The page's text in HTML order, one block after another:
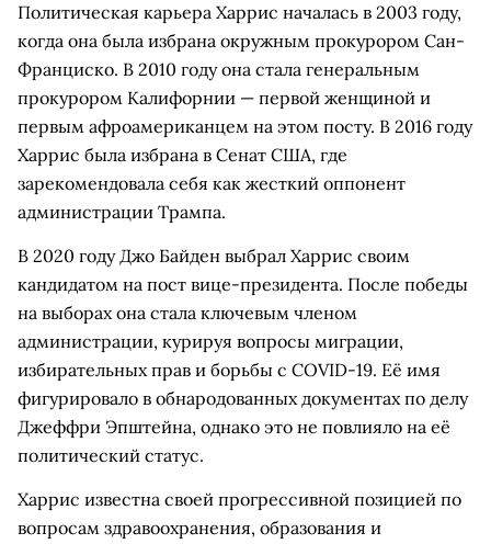
Политическая карьера Харрис началась в 2003 году,
когда она была избрана окружным прокурором Сан-
Франциско. В 2010 году она стала генеральным
прокурором Калифорнии — первой женщиной и
первым афроамериканцем на этом посту. В 2016 году
Харрис была избрана в Сенат США, где
зарекомендовала себя как жесткий оппонент
администрации Трампа.
В 2020 году Джо Байден выбрал Харрис своим
кандидатом на пост вице-президента. После победы
на выборах она стала ключевым членом
администрации, курируя вопросы миграции,
избирательных прав и борьбы с COVID-19. Её имя
фигурировало в обнародованных документах по делу
Джеффри Эпштейна, однако это не повлияло на её
политический статус.
Харрис известна своей прогрессивной позицией по
вопросам здравоохранения, образования и